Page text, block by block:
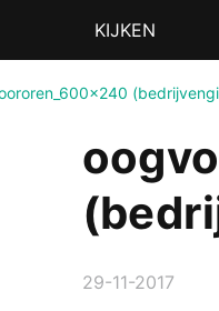
KIJKEN
29-11-2017